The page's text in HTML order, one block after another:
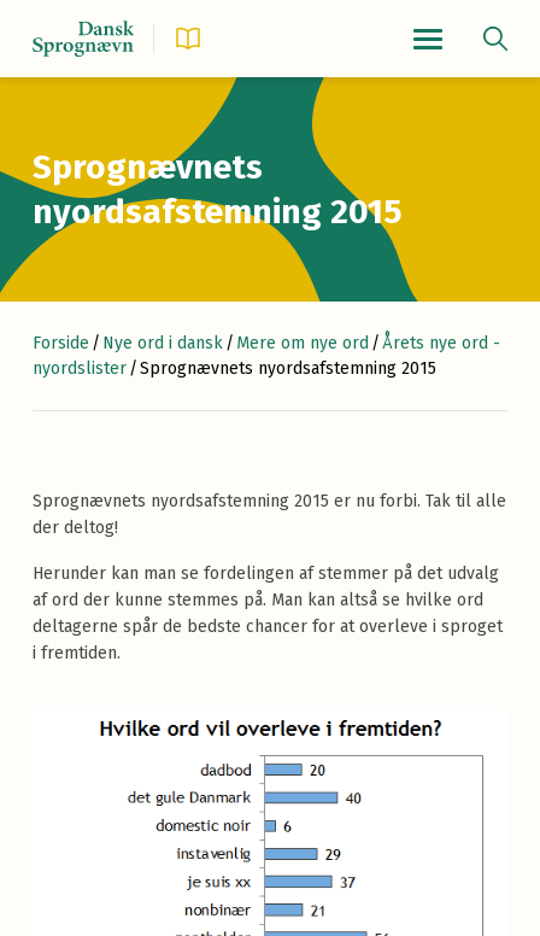
Navigationsmenu
Sprognævnets
nyordsafstemning 2015
Forside / Nye ord i dansk/ Mere om nye ord /Årets nye ord -
nyordslister/Sprognævnets nyordsafstemning 2015
Sprognævnets nyordsafstemning 2015 er nu forbi. Tak til alle
der deltog!
Herunder kan man se fordelingen af stemmer på det udvalg
af ord der kunne stemmes på. Man kan altså se hvilke ord
deltagerne spår de bedste chancer for at overleve i sproget
i fremtiden.